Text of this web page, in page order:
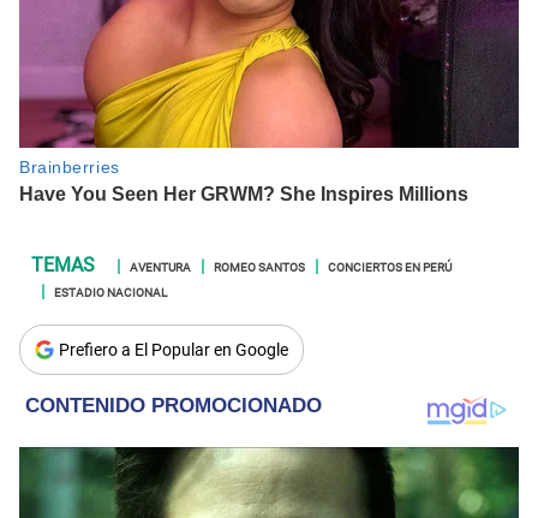
AVENTURA ROMEO SANTOS
CONCIERTOS EN PERÚ
ESTADIO NACIONAL
Prefiero a El Popular en Google